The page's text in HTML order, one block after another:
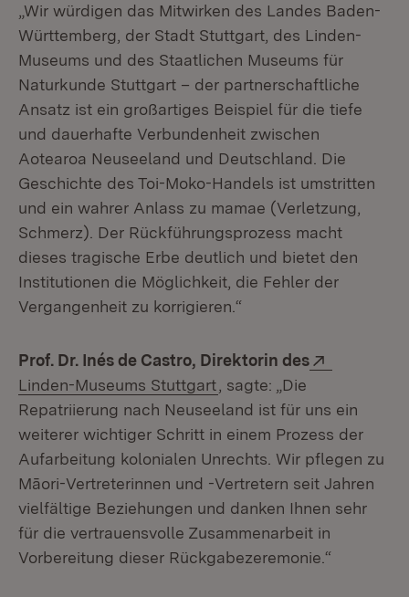
„Wir würdigen das Mitwirken des Landes Baden-
Württemberg, der Stadt Stuttgart, des Linden-
Museums und des Staatlichen Museums für
Naturkunde Stuttgart – der partnerschaftliche
Ansatz ist ein großartiges Beispiel für die tiefe
und dauerhafte Verbundenheit zwischen
Aotearoa Neuseeland und Deutschland. Die
Geschichte des Toi-Moko-Handels ist umstritten
und ein wahrer Anlass zu mamae (Verletzung,
Schmerz). Der Rückführungsprozess macht
dieses tragische Erbe deutlich und bietet den
Institutionen die Möglichkeit, die Fehler der
Vergangenheit zu korrigieren.“
Prof. Dr. Inés de Castro, Direktorin des
Linden-Museums Stuttgart (Öffnet in neuem Fenster)
, sagte: „Die
Repatriierung nach Neuseeland ist für uns ein
weiterer wichtiger Schritt in einem Prozess der
Aufarbeitung kolonialen Unrechts. Wir pflegen zu
Māori-Vertreterinnen und -Vertretern seit Jahren
vielfältige Beziehungen und danken Ihnen sehr
für die vertrauensvolle Zusammenarbeit in
Vorbereitung dieser Rückgabezeremonie.“